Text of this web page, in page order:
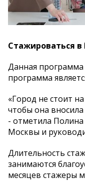
Стажироваться в
Данная программа
программа
«Город не стоит
чтобы она
- отметила
Москвы и
Длительность
занимаются
месяцев стажеры